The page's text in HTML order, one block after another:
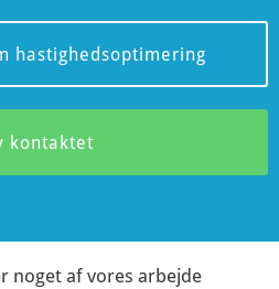
hastighedsoptimering
kontaktet
noget af vores arbejde